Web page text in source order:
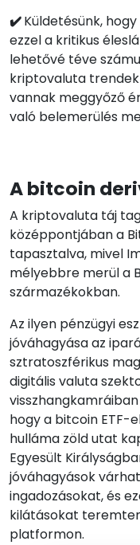
✔️Küldetésünk,
ezzel a kritikus
lehetővé téve
kriptovaluta
vannak meggyőző
való belemerülés
A bitcoin
A kriptovaluta táj
középpontjában a
tapasztalva, mivel
mélyebbre merül a
származékokban.
Az ilyen pénzügyi
jóváhagyása az
sztratoszférikus
digitális valuta
hogy a bitcoin ETF-
hulláma zöld utat
Egyesült
jóváhagyások
ingadozásokat, és
kilátásokat
platformon.